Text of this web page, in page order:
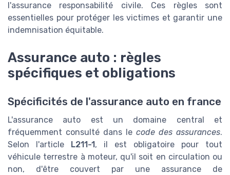
l'assurance responsabilité civile. Ces règles sont
essentielles pour protéger les victimes et garantir une
indemnisation équitable.
Assurance auto : règles
spécifiques et obligations
Spécificités de l'assurance auto en france
L'assurance auto est un domaine central et
fréquemment consulté dans le code des assurances.
Selon l'article
L211-1 , il est obligatoire pour tout
véhicule terrestre à moteur, qu'il soit en circulation ou
non, d'être couvert par une assurance de